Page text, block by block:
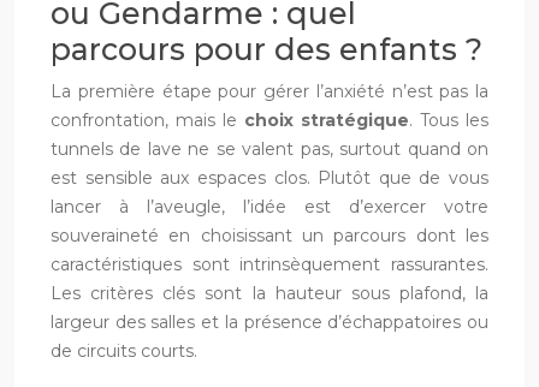
ou Gendarme : quel
parcours pour des enfants ?
La première étape pour gérer l’anxiété n’est pas la
confrontation, mais le choix stratégique. Tous les
tunnels de lave ne se valent pas, surtout quand on
est sensible aux espaces clos. Plutôt que de vous
lancer à l’aveugle, l’idée est d’exercer votre
souveraineté en choisissant un parcours dont les
caractéristiques sont intrinsèquement rassurantes.
Les critères clés sont la hauteur sous plafond, la
largeur des salles et la présence d’échappatoires ou
de circuits courts.